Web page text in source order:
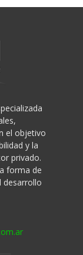
el objetivo
y la
privado.
forma de
desarrollo